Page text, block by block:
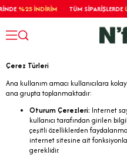
%25 İNDİRİM TÜM SİPARİŞLERDE
Çerez Türleri
Ana kullanım amacı kullanıcılara
ana grupta toplanmaktadır:
Oturum Çerezleri: Internet
kullanıcı tarafından girilen
çeşitli özelliklerden
internet sitesine ait
gereklidir.